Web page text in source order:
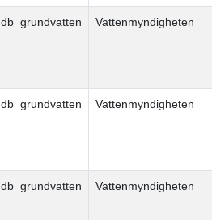
db_grundvatten Vattenmyndigheten
db_grundvatten Vattenmyndigheten
db_grundvatten Vattenmyndigheten